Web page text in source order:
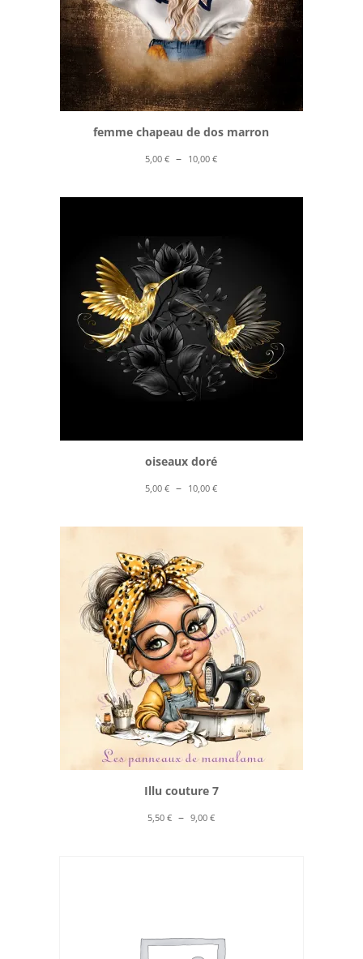
femme chapeau de dos marron
5,00€ – 10,00€Plage
prix :
10,00 €
oiseaux doré
5,00€ – 10,00€Plage
prix :
Illu couture 7
5,50€ – 9,00€Plage